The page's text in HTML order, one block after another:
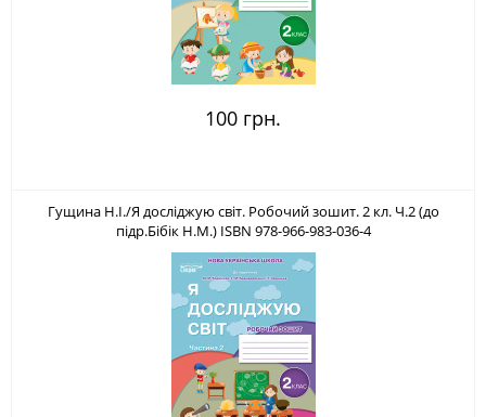
100 грн.
Гущина Н.І./Я досліджую світ. Робочий зошит. 2 кл. Ч.2 (до
підр.Бібік Н.М.) ISBN 978-966-983-036-4